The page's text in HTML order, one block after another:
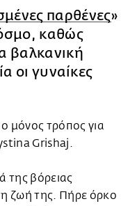
παρθένες»
καθώς
βαλκανική
οι γυναίκες
μόνος τρόπος για
Grishaj.
της βόρειας
ζωή της. Πήρε όρκο